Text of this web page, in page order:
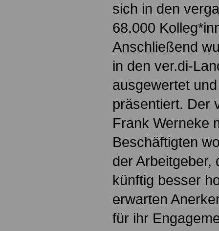
sich in den
68.000
Anschließend
in den ver.di-
ausgewertet
präsentiert. Der
Frank Werneke
Beschäftigten
der Arbeitgeber,
künftig besser
erwarten
für ihr